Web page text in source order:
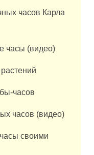
часов Карла
часы (видео)
часов
часов (видео)
своими